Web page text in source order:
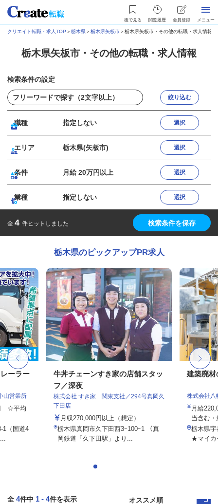
後で見る 閲覧履歴 会員登録 メニュー
クリエイト転職・求人TOP ＞栃木県＞栃木県矢板市＞栃木県矢板市・その他の転職・求人情報
栃木県矢板市・その他の転職・求人情報
検索条件の設定
絞り込む
職種 指定しない 選択
エリア 栃木県(矢板市) 選択
条件 月給 20万円以上 選択
業種 指定しない 選択
全 4 件ヒットしました 検索条件を保存
栃木県のピックアップPR求人
ーラー
山営業所
☆平均
1（国道4
牛丼チェーンすき家の店舗スタッ
フ／深夜
株式会社 すき家 関東支社／294号真岡久
下田店
月収270,000円以上（想定）
栃木県真岡市久下田西3ｰ100ｰ1 （真
岡鉄道「久下田駅」より...
建築廃材
株式会社八
月給
当含む
栃木県
★マイカ
全 4件中 1 - 4件を表示